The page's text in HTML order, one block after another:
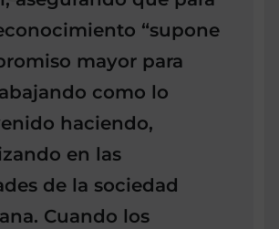
“supone
mayor para
como lo
haciendo,
en las
de la sociedad
Cuando los